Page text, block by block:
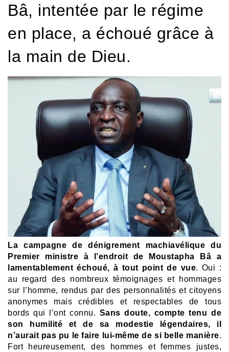
Bâ, intentée par le régime
en place, a échoué grâce à
la main de Dieu.
La campagne de dénigrement machiavélique du
Premier ministre à l’endroit de Moustapha Bâ a
lamentablement échoué, à tout point de vue. Oui :
au regard des nombreux témoignages et hommages
sur l’homme, rendus par des personnalités et citoyens
anonymes mais crédibles et respectables de tous
bords qui l’ont connu. Sans doute, compte tenu de
son humilité et de sa modestie légendaires, il
n’aurait pas pu le faire lui-même de si belle manière.
Fort heureusement, des hommes et femmes justes,